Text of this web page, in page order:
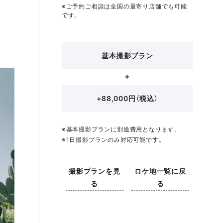
※ご予約ご相談は全国の最寄り店舗でも可能
です。
基本撮影プラン
+88,000円（税込）
※基本撮影プランに別途費用となります。
※1日撮影プランのみ対応可能です。
撮影プランを見
る
ロケ地一覧に戻
る